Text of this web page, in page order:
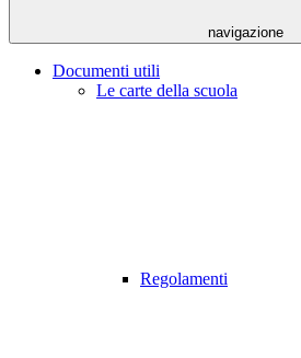
navigazione
Documenti utili
Le carte della scuola
Regolamenti